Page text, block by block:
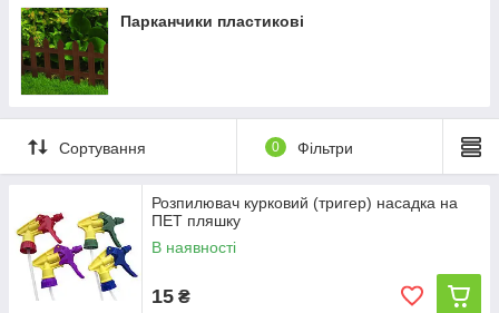
Парканчики пластикові
Сортування 0 Фільтри
Розпилювач курковий (тригер) насадка на
ПЕТ пляшку
В наявності
15 ₴